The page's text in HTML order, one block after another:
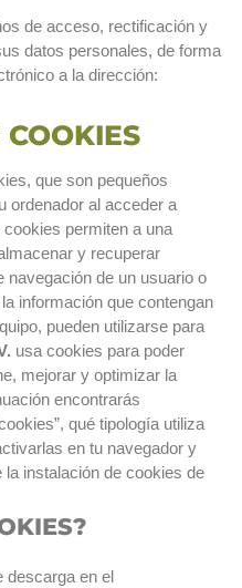
de acceso, rectificación y
datos personales, de forma
a la dirección:
que son pequeños
ordenador al acceder a
permiten a una
y recuperar
navegación de un usuario o
información que contengan
pueden utilizarse para
usa cookies para poder
mejorar y optimizar la
encontrarás
qué tipología utiliza
en tu navegador y
instalación de cookies de
descarga en el